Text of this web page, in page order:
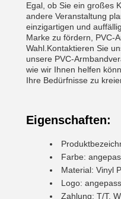
Egal, ob Sie ein großes
andere Veranstaltung
einzigartigen und
Marke zu fördern, PVC-
Wahl.Kontaktieren Sie
unsere PVC-
wie wir Ihnen helfen
Ihre Bedürfnisse zu
Eigenschaften:
Farbe:
Material: Vinyl
Logo:
Zahlung: T/T,